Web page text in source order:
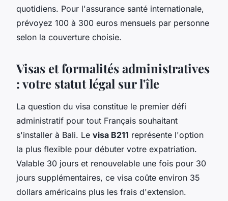
quotidiens. Pour l'assurance santé internationale,
prévoyez 100 à 300 euros mensuels par personne
selon la couverture choisie.
Visas et formalités administratives
: votre statut légal sur l'île
La question du visa constitue le premier défi
administratif pour tout Français souhaitant
s'installer à Bali. Le visa B211 représente l'option
la plus flexible pour débuter votre expatriation.
Valable 30 jours et renouvelable une fois pour 30
jours supplémentaires, ce visa coûte environ 35
dollars américains plus les frais d'extension.